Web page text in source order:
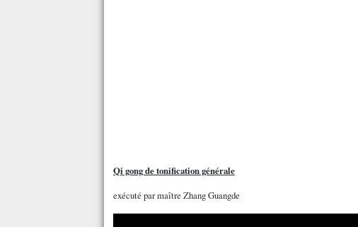
Qi gong de tonification générale
exécuté par maître Zhang Guangde